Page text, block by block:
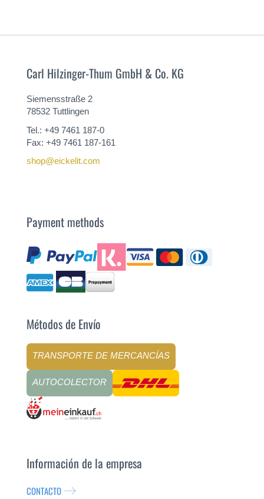
Carl Hilzinger-Thum GmbH & Co. KG
Siemensstraße 2
78532 Tuttlingen
Tel.: +49 7461 187-0
Fax: +49 7461 187-161
shop@eickelit.com
Payment methods
Métodos de Envío
TRANSPORTE DE MERCANCÍAS
AUTOCOLECTOR
Información de la empresa
CONTACTO